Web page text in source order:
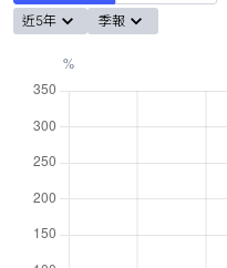
近5年 季報